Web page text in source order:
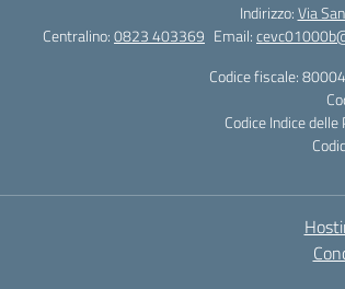
Indirizzo:Via
Centralino:0823 403369 Email:
Codice fiscale:
Codice Indice